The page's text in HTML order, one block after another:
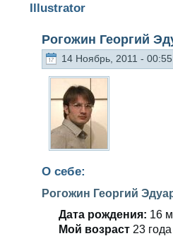
Illustrator
Рогожин Георгий
14 Ноябрь, 2011 - 00:55
О себе:
Рогожин Георгий
Дата рождения: 16
Мοй вοзраст 23 гοда